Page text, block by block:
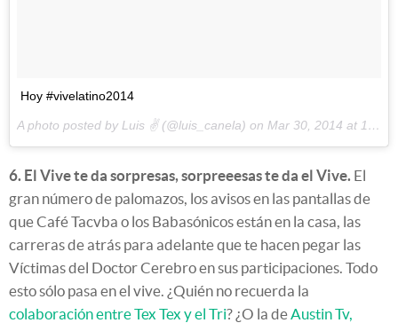
Hoy #vivelatino2014
A photo posted by Luis ✌ (@luis_canela) on Mar 30, 2014 at 10:54pm PDT
6. El Vive te da sorpresas, sorpreeesas te da el Vive. El
gran número de palomazos, los avisos en las pantallas de
que Café Tacvba o los Babasónicos están en la casa, las
carreras de atrás para adelante que te hacen pegar las
Víctimas del Doctor Cerebro en sus participaciones. Todo
esto sólo pasa en el vive. ¿Quién no recuerda la
colaboración entre Tex Tex y el Tri? ¿O la de Austin Tv,